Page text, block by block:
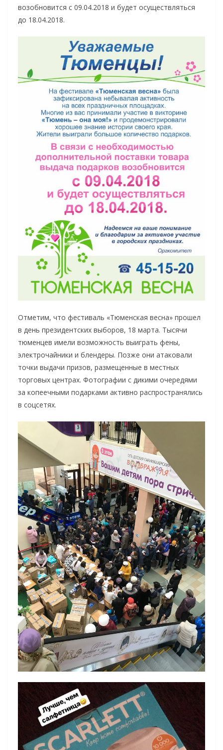
возобновится с 09.04.2018 и будет осуществляться
до 18.04.2018.
Отметим, что фестиваль «Тюменская весна» прошел
в день президентских выборов, 18 марта. Тысячи
тюменцев имели возможность выиграть фены,
электрочайники и блендеры. Позже они атаковали
точки выдачи призов, размещенные в местных
торговых центрах. Фотографии с дикими очередями
за копеечными подарками активно распространялись
в соцсетях.